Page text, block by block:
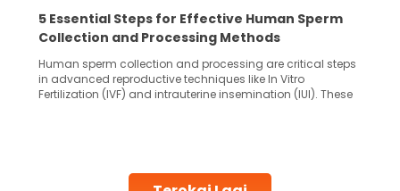
5 Essential Steps for Effective Human Sperm
Collection and Processing Methods
Human sperm collection and processing are critical steps
in advanced reproductive techniques like In Vitro
Fertilization (IVF) and intrauterine insemination (IUI). These
collected, they process the